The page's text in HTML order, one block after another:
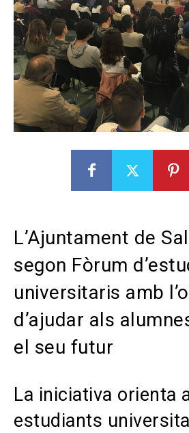
L’Ajuntament de
segon Fòrum
universitaris amb
d’ajudar als
el seu futur
La iniciativa orienta
estudiants